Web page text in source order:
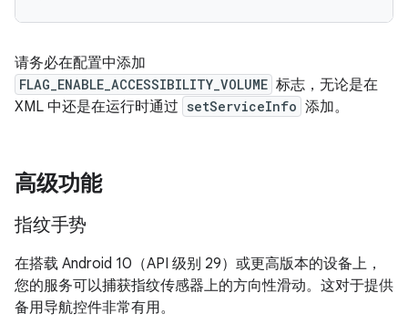
请务必在配置中添加
FLAG_ENABLE_ACCESSIBILITY_VOLUME 标志，无论是在
XML 中还是在运行时通过 setServiceInfo 添加。
高级功能
指纹手势
在搭载 Android 10（API 级别 29）或更高版本的设备上，
您的服务可以捕获指纹传感器上的方向性滑动。这对于提供
备用导航控件非常有用。